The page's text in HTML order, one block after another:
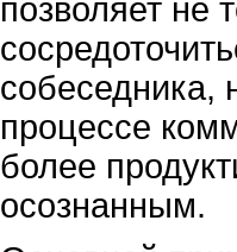
позволяет не
собеседника,
процессе
более
осознанным.